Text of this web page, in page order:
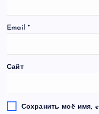
Email *
Сайт
Сохранить моё имя,